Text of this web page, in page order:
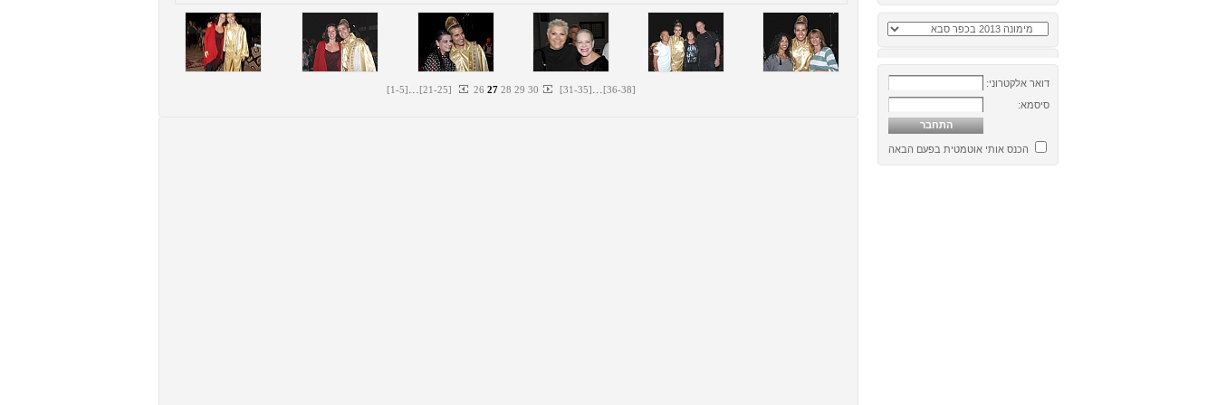
דואר אלקטרוני:
סיסמא:
הכנס אותי אוטמטית בפעם הבאה
[1-5]...[21-25] 26 27 28 29 30 [31-35]...[36-38]